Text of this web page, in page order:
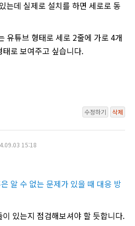
데 실제로 설치를 하면 세로로 동
유튜브 형태로 세로 2줄에 가로 4개
로 보여주고 싶습니다.
수정하기 삭제
15:18
알 수 없는 문제가 있을 때 대응 방
있는지 점검해보셔야 할 듯합니다.